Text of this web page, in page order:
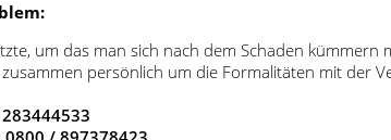
um das man sich nach dem Schaden
persönlich um die Formalitäten mit der